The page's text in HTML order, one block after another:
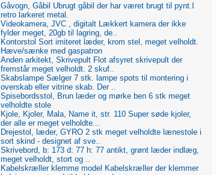
Gåvogn, Gåbil Ubrugt gåbil der har været brugt til pynt.I
retro larkeret metal.
Videokamera, JVC , digitalt Lækkert kamera der ikke
fylder meget, 20gb til lagring, de..
Kontorstol Sort imiteret læder, krom stel, meget velholdt.
Hæve/sænke med gaspatron
Anden arkitekt, Skrivepult Flot afsyret skrivepult der
fremstår meget velholdt. 2 skuf..
Skabslampe Sælger 7 stk. lampe spots til montering i
overskab eller vitrine skab. Der ..
Spisebordsstol, Brun læder og mørke ben 6 stk meget
velholdte stole
Kjole, Kjoler, Mala, Name it, str. 110 Super søde kjoler,
der alle er meget velholdte...
Drejestol, læder, GYRO 2 stk meget velholdte lænestole i
sort skind - designet af sve..
Skrivebord, b: 173 d: 77 h: 77 antikt, grønt læder indlæg,
meget velholdt, stort og ..
Kabelskræller klemme model Kabelskræller der klemmer